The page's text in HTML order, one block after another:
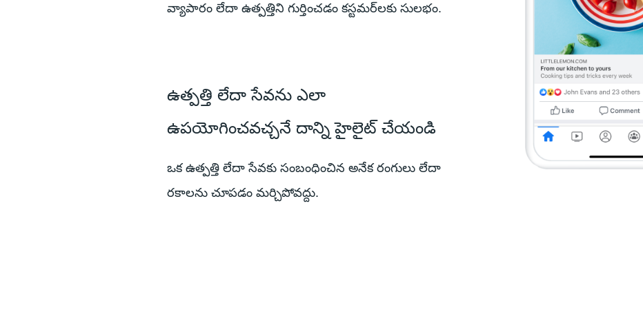
వ్యాపారం లేదా ఉత్పత్తిని గుర్తించడం కస్టమర్‌లకు సులభం.
ఉత్పత్తి లేదా సేవను ఎలా
ఉపయోగించవచ్చనే దాన్ని హైలైట్‌ చేయండి
ఒక ఉత్పత్తి లేదా సేవకు సంబంధించిన అనేక రంగులు లేదా
రకాలను చూపడం మర్చిపోవద్దు.